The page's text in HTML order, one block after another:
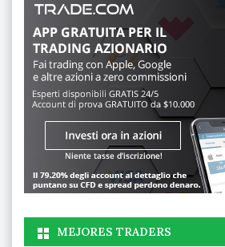
MEJORES TRADERS